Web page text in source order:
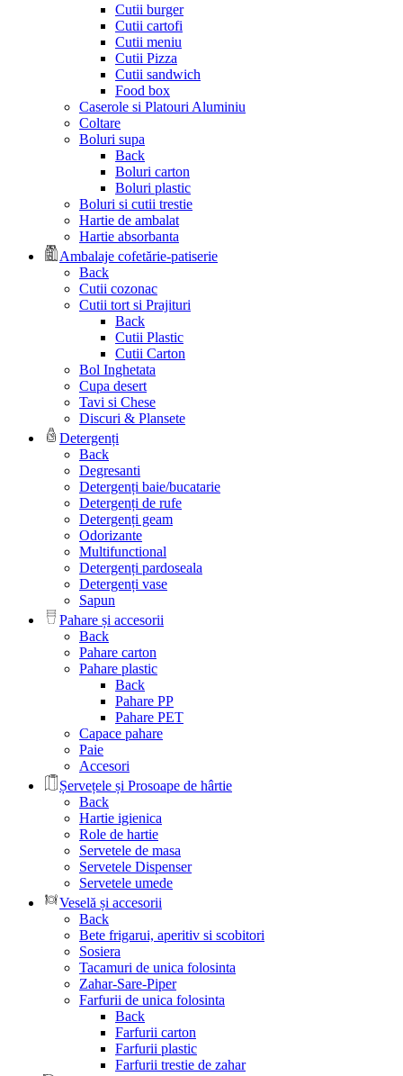
Cutii burger
Cutii cartofi
Cutii meniu
Cutii Pizza
Cutii sandwich
Food box
Caserole si Platouri Aluminiu
Coltare
Boluri supa
Back
Boluri carton
Boluri plastic
Boluri si cutii trestie
Hartie de ambalat
Hartie absorbanta
Ambalaje cofetărie-patiserie
Back
Cutii cozonac
Cutii tort si Prajituri
Back
Cutii Plastic
Cutii Carton
Bol Inghetata
Cupa desert
Tavi si Chese
Discuri & Plansete
Detergenți
Back
Degresanti
Detergenți baie/bucatarie
Detergenți de rufe
Detergenți geam
Odorizante
Multifunctional
Detergenți pardoseala
Detergenți vase
Sapun
Pahare și accesorii
Back
Pahare carton
Pahare plastic
Back
Pahare PP
Pahare PET
Capace pahare
Paie
Accesori
Șervețele și Prosoape de hârtie
Back
Hartie igienica
Role de hartie
Servetele de masa
Servetele Dispenser
Servetele umede
Veselă și accesorii
Back
Bete frigarui, aperitiv si scobitori
Sosiera
Tacamuri de unica folosinta
Zahar-Sare-Piper
Farfurii de unica folosinta
Back
Farfurii carton
Farfurii plastic
Farfurii trestie de zahar